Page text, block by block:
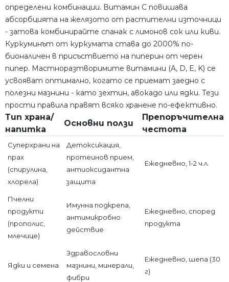
определени комбинации. Витамин C повишава
абсорбцията на желязото от растителни източници
- затова комбинирайте спанак с лимонов сок или киви.
Куркуминът от куркумата става до 2000% по-
бионаличен в присъствието на пиперин от черен
пипер. Мастноразтворимите витамини (A, D, E, K) се
усвояват оптимално, когато се приемат заедно с
полезни мазнини - като зехтин, авокадо или ядки. Тези
прости правила правят всяко хранене по-ефективно.
Тип храна/
напитка
Основни ползи
Препоръчителна
честота
Суперхрани на
прах
(спирулина,
хлорела)
Детоксикация,
протеинов прием,
антиоксидантна
защита
Ежедневно, 1-2 ч.л.
Пчелни
продукти
(прополис,
млечице)
Имунна подкрепа,
антимикробно
действие
Ежедневно, според
продукта
Ядки и семена
Здравословни
мазнини, минерали,
фибри
Ежедневно, шепа (30
г)